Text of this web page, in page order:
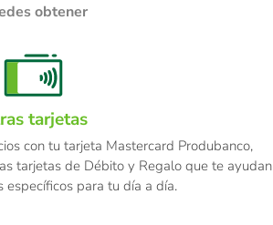
obtener
tarjetas
con tu tarjeta Mastercard Produbanco,
tarjetas de Débito y Regalo que te ayudan
específicos para tu día a día.